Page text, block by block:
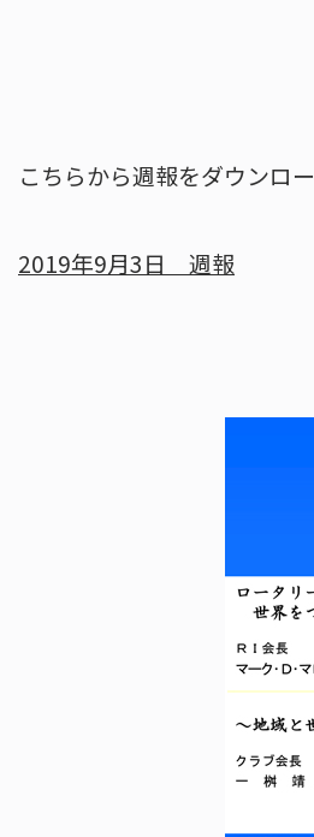
こちらから週報をダウンロ
2019年9月3日 週報